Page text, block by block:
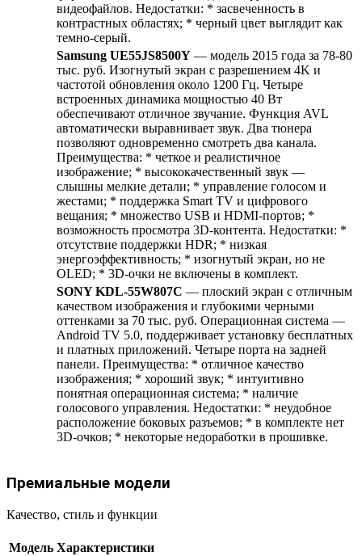
видеофайлов. Недостатки: * засвеченность в
контрастных областях; * черный цвет выглядит как
темно-серый.
Samsung UE55JS8500Y — модель 2015 года за 78-80
тыс. руб. Изогнутый экран с разрешением 4K и
частотой обновления около 1200 Гц. Четыре
встроенных динамика мощностью 40 Вт
обеспечивают отличное звучание. Функция AVL
автоматически выравнивает звук. Два тюнера
позволяют одновременно смотреть два канала.
Преимущества: * четкое и реалистичное
изображение; * высококачественный звук —
слышны мелкие детали; * управление голосом и
жестами; * поддержка Smart TV и цифрового
вещания; * множество USB и HDMI-портов; *
возможность просмотра 3D-контента. Недостатки: *
отсутствие поддержки HDR; * низкая
энергоэффективность; * изогнутый экран, но не
OLED; * 3D-очки не включены в комплект.
SONY KDL-55W807C — плоский экран с отличным
качеством изображения и глубокими черными
оттенками за 70 тыс. руб. Операционная система —
Android TV 5.0, поддерживает установку бесплатных
и платных приложений. Четыре порта на задней
панели. Преимущества: * отличное качество
изображения; * хороший звук; * интуитивно
понятная операционная система; * наличие
голосового управления. Недостатки: * неудобное
расположение боковых разъемов; * в комплекте нет
3D-очков; * некоторые недоработки в прошивке.
Премиальные модели
Качество, стиль и функции
Модель Характеристики